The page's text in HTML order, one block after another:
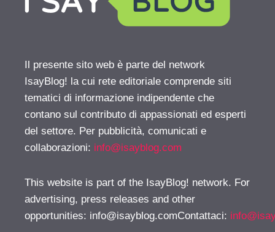
Il presente sito web è parte del network
IsayBlog! la cui rete editoriale comprende siti
tematici di informazione indipendente che
contano sul contributo di appassionati ed esperti
del settore. Per pubblicità, comunicati e
collaborazioni: info@isayblog.com
This website is part of the IsayBlog! network. For
advertising, press releases and other
opportunities: info@isayblog.comContattaci: